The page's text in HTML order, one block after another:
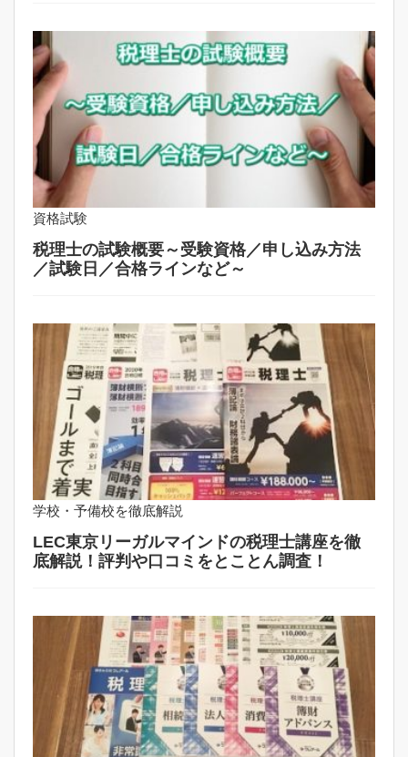
資格試験
税理士の試験概要～受験資格／申し込み方法
／試験日／合格ラインなど～
学校・予備校を徹底解説
LEC東京リーガルマインドの税理士講座を徹
底解説！評判や口コミをとことん調査！